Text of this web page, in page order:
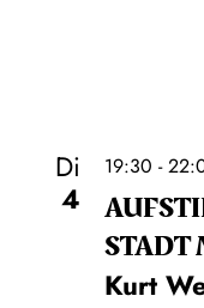
Di
4
19:30 -
STADT
Kurt